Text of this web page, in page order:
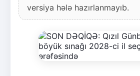
versiya hələ hazırlanmayıb.